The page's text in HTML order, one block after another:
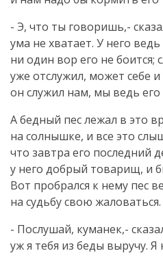
- Э, что ты говоришь,-
ума не хватает. У него ведь
ни один вор его не боится;
уже отслужил, может себе и
он служил нам, мы ведь
А бедный пес лежал в это
на солнышке, и все это
что завтра его последний
у него добрый товарищ, и
Вот пробрался к нему пес
на судьбу свою жаловаться.
- Послушай, куманек,-
уж я тебя из беды выручу. Я